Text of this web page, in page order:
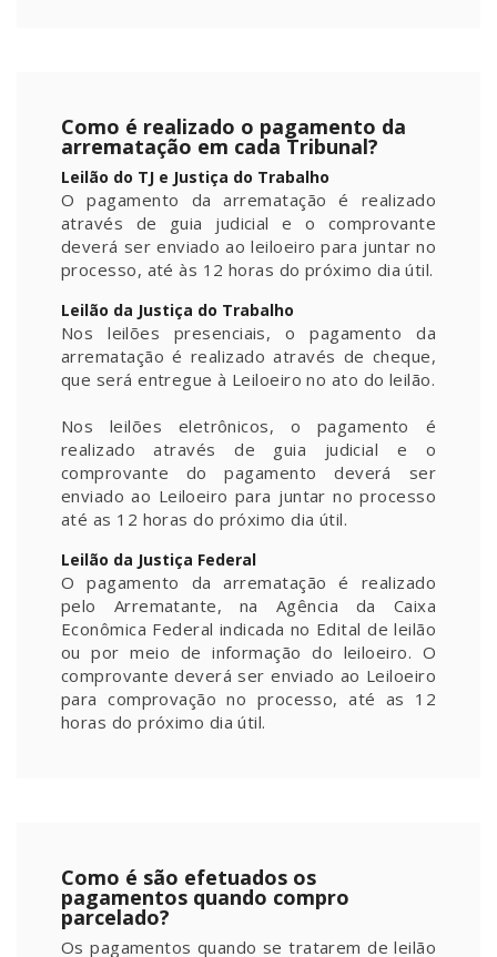
Como é realizado o pagamento da
arrematação em cada Tribunal?
Leilão do TJ e Justiça do Trabalho
O pagamento da arrematação é realizado
através de guia judicial e o comprovante
deverá ser enviado ao leiloeiro para juntar no
processo, até às 12 horas do próximo dia útil.
Leilão da Justiça do Trabalho
Nos leilões presenciais, o pagamento da
arrematação é realizado através de cheque,
que será entregue à Leiloeiro no ato do leilão.
Nos leilões eletrônicos, o pagamento é
realizado através de guia judicial e o
comprovante do pagamento deverá ser
enviado ao Leiloeiro para juntar no processo
até as 12 horas do próximo dia útil.
Leilão da Justiça Federal
O pagamento da arrematação é realizado
pelo Arrematante, na Agência da Caixa
Econômica Federal indicada no Edital de leilão
ou por meio de informação do leiloeiro. O
comprovante deverá ser enviado ao Leiloeiro
para comprovação no processo, até as 12
horas do próximo dia útil.
Como é são efetuados os
pagamentos quando compro
parcelado?
Os pagamentos quando se tratarem de leilão